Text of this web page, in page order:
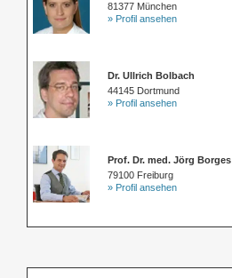
81377 München
» Profil ansehen
Dr. Ullrich Bolbach
44145 Dortmund
» Profil ansehen
Prof. Dr. med. Jörg Borges
79100 Freiburg
» Profil ansehen